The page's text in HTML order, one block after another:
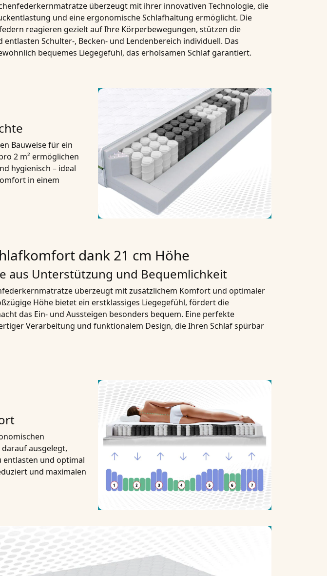
überzeugt mit ihrer innovativen Technologie, die
und eine ergonomische Schlafhaltung ermöglicht. Die
reagieren gezielt auf Ihre Körperbewegungen, stützen die
Schulter-, Becken- und Lendenbereich individuell. Das
bequemes Liegegefühl, das erholsamen Schlaf garantiert.
Bauweise für ein
2 m² ermöglichen
hygienisch – ideal
in einem
dank 21 cm Höhe
aus Unterstützung und Bequemlichkeit
überzeugt mit zusätzlichem Komfort und optimaler
Höhe bietet ein erstklassiges Liegegefühl, fördert die
das Ein- und Aussteigen besonders bequem. Eine perfekte
Verarbeitung und funktionalem Design, die Ihren Schlaf spürbar
darauf ausgelegt,
entlasten und optimal
und maximalen